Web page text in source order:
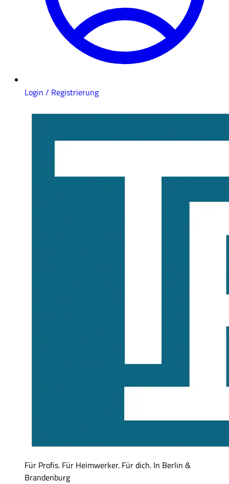
Login / Registrierung
Für Profis. Für Heimwerker. Für dich. In Berlin &
Brandenburg